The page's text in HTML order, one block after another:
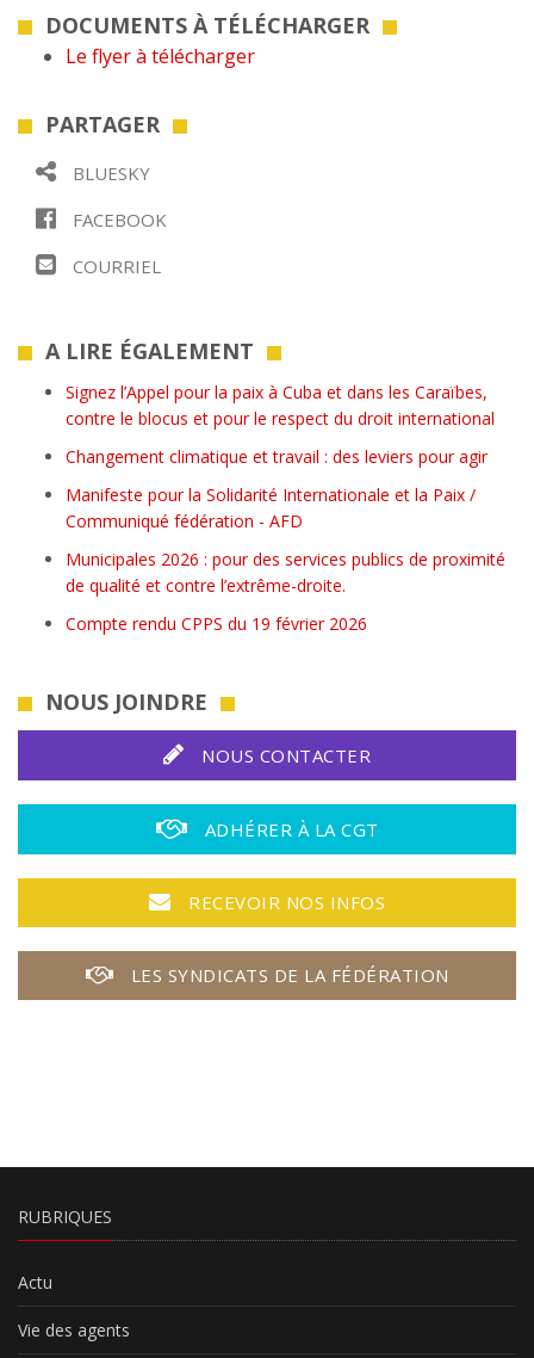
DOCUMENTS À TÉLÉCHARGER
Le flyer à télécharger
PARTAGER
BLUESKY
FACEBOOK
COURRIEL
A LIRE ÉGALEMENT
Signez l’Appel pour la paix à Cuba et dans les Caraïbes,
contre le blocus et pour le respect du droit international
Changement climatique et travail : des leviers pour agir
Manifeste pour la Solidarité Internationale et la Paix /
Communiqué fédération - AFD
Municipales 2026 : pour des services publics de proximité
de qualité et contre l’extrême-droite.
Compte rendu CPPS du 19 février 2026
NOUS JOINDRE
NOUS CONTACTER
ADHÉRER À LA CGT
RECEVOIR NOS INFOS
LES SYNDICATS DE LA FÉDÉRATION
RUBRIQUES
Actu
Vie des agents